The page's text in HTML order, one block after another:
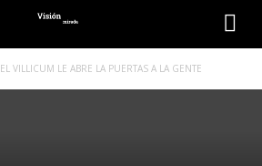
EL VILLICUM LE ABRE LA PUERTAS A LA GENTE